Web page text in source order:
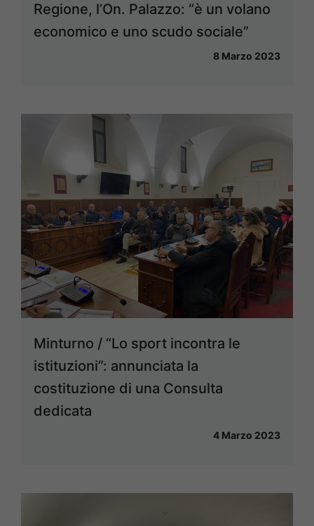
Regione, l’On. Palazzo: “è un volano
economico e uno scudo sociale”
8 Marzo 2023
Minturno / “Lo sport incontra le
istituzioni”: annunciata la
costituzione di una Consulta
dedicata
4 Marzo 2023